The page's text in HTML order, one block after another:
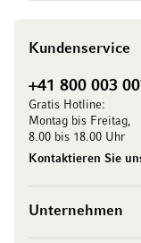
Kundenservice
+41 800 003
Gratis Hotline:
Montag bis Freitag,
8.00 bis 18.00 Uhr
Kontaktieren Sie
Unternehmen